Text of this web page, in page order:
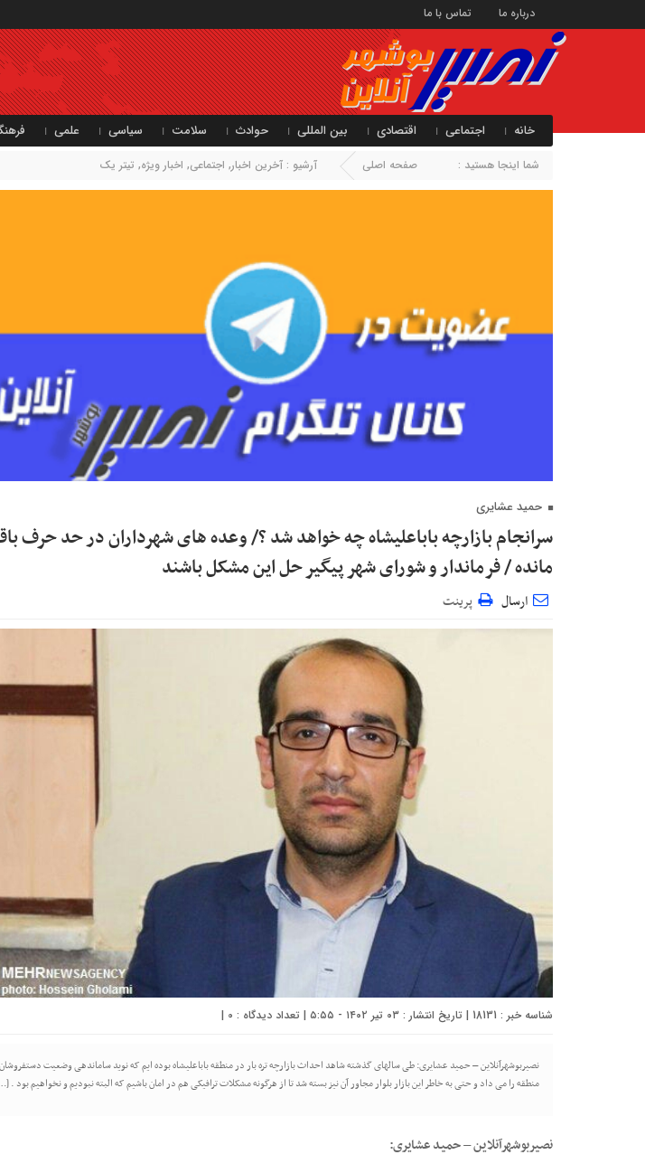
درباره ما تماس با ما
خانه اجتماعی اقتصادی بین المللی حوادث سلامت سیاسی علمی
شما اینجا هستید : صفحه اصلی آرشیو : آخرین اخبار, اجتماعی, اخبار ویژه, تیتر یک
حمید عشایری
سرانجام بازارچه باباعلیشاه چه خواهد شد ؟/ وعده های شهرداران در حد حرف
مانده / فرماندار و شورای شهر پیگیر حل این مشکل باشند
ارسال پرینت
شناسه خبر : 18131 | تاریخ انتشار : ۰۳ تیر ۱۴۰۲ - ۵:۵۵ | تعداد دیدگاه : 0
|
نصیربوشهرآنلاین – حمید عشایری: طی سالهای گذشته شاهد احداث بازارچه تره بار در منطقه باباعلیشاه بوده ایم که نوید ساماندهی وضعیت
منطقه را می داد و حتی به خاطر این بازار بلوار مجاور آن نیز بسته شد تا از هرگونه مشکلات ترافیکی هم در امان باشیم که البته نبودیم و نخواهیم بود .
نصیربوشهرآنلاین – حمید عشایری: